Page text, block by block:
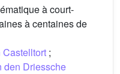
à court-
à centaines de
;
den Driessche